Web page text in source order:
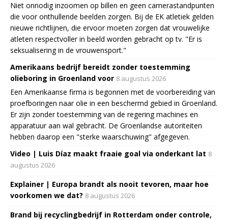
Niet onnodig inzoomen op billen en geen camerastandpunten
die voor onthullende beelden zorgen. Bij de EK atletiek gelden
nieuwe richtlijnen, die ervoor moeten zorgen dat vrouwelijke
atleten respectvoller in beeld worden gebracht op tv. "Er is
seksualisering in de vrouwensport."
Amerikaans bedrijf bereidt zonder toestemming
olieboring in Groenland voor 8 augustus 2026
Een Amerikaanse firma is begonnen met de voorbereiding van
proefboringen naar olie in een beschermd gebied in Groenland.
Er zijn zonder toestemming van de regering machines en
apparatuur aan wal gebracht. De Groenlandse autoriteiten
hebben daarop een "sterke waarschuwing" afgegeven.
Video | Luis Díaz maakt fraaie goal via onderkant lat 8
augustus 2026
Explainer | Europa brandt als nooit tevoren, maar hoe
voorkomen we dat? 8 augustus 2026
Brand bij recyclingbedrijf in Rotterdam onder controle,